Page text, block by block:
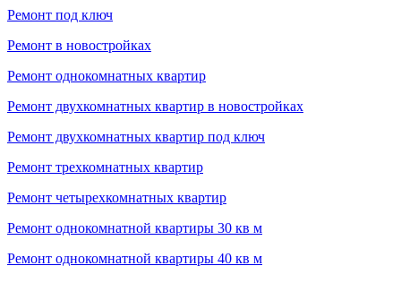
Ремонт под ключ
Ремонт в новостройках
Ремонт однокомнатных квартир
Ремонт двухкомнатных квартир в новостройках
Ремонт двухкомнатных квартир под ключ
Ремонт трехкомнатных квартир
Ремонт четырехкомнатных квартир
Ремонт однокомнатной квартиры 30 кв м
Ремонт однокомнатной квартиры 40 кв м